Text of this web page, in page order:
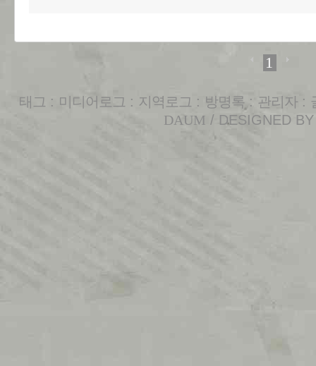
1
태그 : 미디어로그 : 지역로그 : 방명록 : 관리자 :
DAUM / DESIGNED